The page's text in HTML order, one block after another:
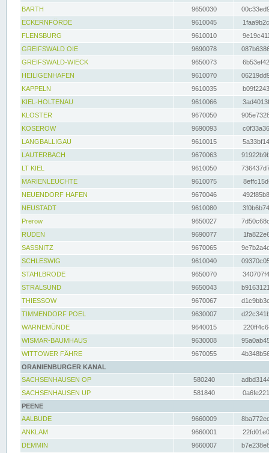
BARTH
9650030
ECKERNFÖRDE
9610045
FLENSBURG
9610010
GREIFSWALD OIE
9690078
GREIFSWALD-WIECK
9650073
HEILIGENHAFEN
9610070
KAPPELN
9610035
KIEL-HOLTENAU
9610066
KLOSTER
9670050
KOSEROW
9690093
LANGBALLIGAU
9610015
LAUTERBACH
9670063
LT KIEL
9610050
MARIENLEUCHTE
9610075
NEUENDORF HAFEN
9670046
NEUSTADT
9610080
Prerow
9650027
RUDEN
9690077
SASSNITZ
9670065
SCHLESWIG
9610040
STAHLBRODE
9650070
STRALSUND
9650043
THIESSOW
9670067
TIMMENDORF POEL
9630007
WARNEMÜNDE
9640015
WISMAR-BAUMHAUS
9630008
WITTOWER FÄHRE
9670055
ORANIENBURGER KANAL
SACHSENHAUSEN OP
580240
SACHSENHAUSEN UP
581840
PEENE
AALBUDE
9660009
ANKLAM
9660001
DEMMIN
9660007